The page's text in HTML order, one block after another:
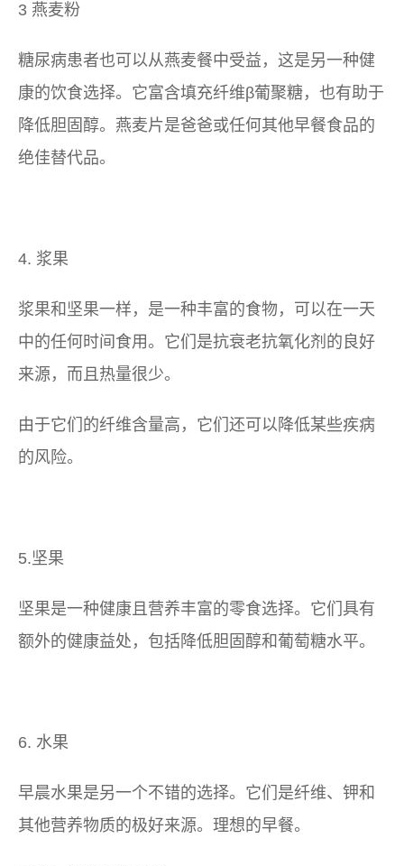
3 燕麦粉
糖尿病患者也可以从燕麦餐中受益，这是另一种健
康的饮食选择。它富含填充纤维β葡聚糖，也有助于
降低胆固醇。燕麦片是爸爸或任何其他早餐食品的
绝佳替代品。
4. 浆果
浆果和坚果一样，是一种丰富的食物，可以在一天
中的任何时间食用。它们是抗衰老抗氧化剂的良好
来源，而且热量很少。
由于它们的纤维含量高，它们还可以降低某些疾病
的风险。
5.坚果
坚果是一种健康且营养丰富的零食选择。它们具有
额外的健康益处，包括降低胆固醇和葡萄糖水平。
6. 水果
早晨水果是另一个不错的选择。它们是纤维、钾和
其他营养物质的极好来源。理想的早餐。